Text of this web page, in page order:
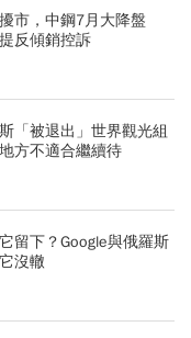
市，中鋼7月大降盤
反傾銷控訴
「被退出」世界觀光組
方不適合繼續待
留下？Google與俄羅斯
沒轍